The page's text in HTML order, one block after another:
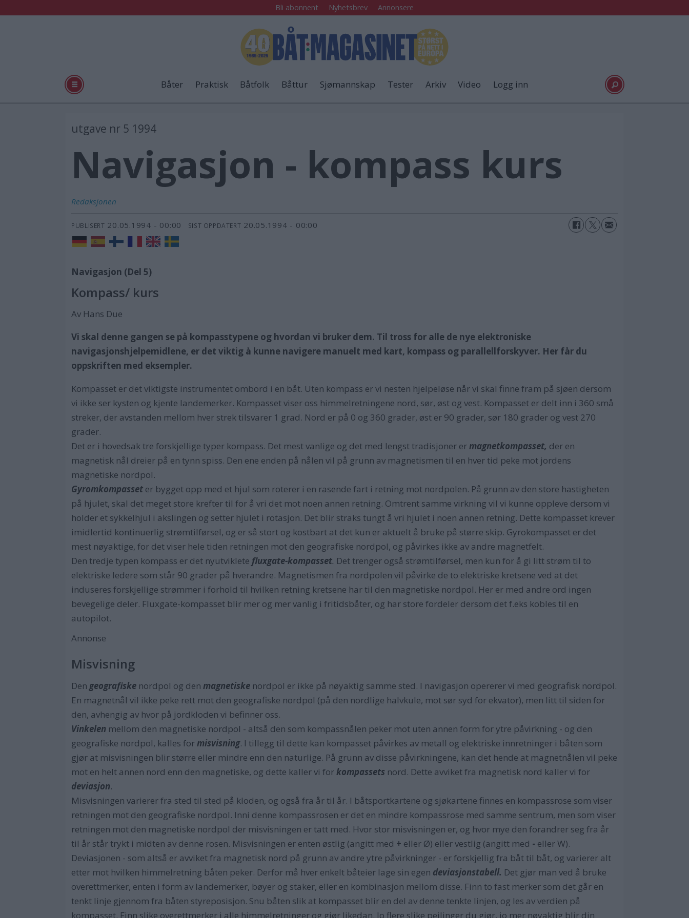
Bli abonnent Nyhetsbrev Annonsere
Båter Praktisk Båtfolk Båttur Sjømannskap Tester Arkiv Video Logg inn
utgave nr 5 1994
Navigasjon - kompass kurs
Redaksjonen
PUBLISERT 20.05.1994 - 00:00 SIST OPPDATERT 20.05.1994 - 00:00
Navigasjon (Del 5)
Kompass/ kurs
Av Hans Due
Vi skal denne gangen se på kompasstypene og hvordan vi bruker dem. Til tross for alle de nye elektroniske
navigasjonshjelpemidlene, er det viktig å kunne navigere manuelt med kart, kompass og parallellforskyver. Her får du
oppskriften med eksempler.
Kompasset er det viktigste instrumentet ombord i en båt. Uten kompass er vi nesten hjelpeløse når vi skal finne fram på sjøen dersom
vi ikke ser kysten og kjente landemerker. Kompasset viser oss himmelretningene nord, sør, øst og vest. Kompasset er delt inn i 360 små
streker, der avstanden mellom hver strek tilsvarer 1 grad. Nord er på 0 og 360 grader, øst er 90 grader, sør 180 grader og vest 270
grader.
Det er i hovedsak tre forskjellige typer kompass. Det mest vanlige og det med lengst tradisjoner ermagnetkompasset, der en
magnetisk nål dreier på en tynn spiss. Den ene enden på nålen vil på grunn av magnetismen til en hver tid peke mot jordens
magnetiske nordpol.
Gyromkompasset er bygget opp med et hjul som roterer i en rasende fart i retning mot nordpolen. På grunn av den store hastigheten
på hjulet, skal det meget store krefter til for å vri det mot noen annen retning. Omtrent samme virkning vil vi kunne oppleve dersom vi
holder et sykkelhjul i akslingen og setter hjulet i rotasjon. Det blir straks tungt å vri hjulet i noen annen retning. Dette kompasset krever
imidlertid kontinuerlig strømtilførsel, og er så stort og kostbart at det kun er aktuelt å bruke på større skip. Gyrokompasset er det
mest nøyaktige, for det viser hele tiden retningen mot den geografiske nordpol, og påvirkes ikke av andre magnetfelt.
Den tredje typen kompass er det nyutviklete fluxgate-kompasset. Det trenger også strømtilførsel, men kun for å gi litt strøm til to
elektriske ledere som står 90 grader på hverandre. Magnetismen fra nordpolen vil påvirke de to elektriske kretsene ved at det
induseres forskjellige strømmer i forhold til hvilken retning kretsene har til den magnetiske nordpol. Her er med andre ord ingen
bevegelige deler. Fluxgate-kompasset blir mer og mer vanlig i fritidsbåter, og har store fordeler dersom det f.eks kobles til en
autopilot.
Annonse
Misvisning
Den geografiske nordpol og denmagnetiske nordpol er ikke på nøyaktig samme sted. I navigasjon opererer vi med geografisk nordpol.
En magnetnål vil ikke peke rett mot den geografiske nordpol (på den nordlige halvkule, mot sør syd for ekvator), men litt til siden for
den, avhengig av hvor på jordkloden vi befinner oss.
Vinkelen mellom den magnetiske nordpol - altså den som kompassnålen peker mot uten annen form for ytre påvirkning - og den
geografiske nordpol, kalles formisvisning. I tillegg til dette kan kompasset påvirkes av metall og elektriske innretninger i båten som
gjør at misvisningen blir større eller mindre enn den naturlige. På grunn av disse påvirkningene, kan det hende at magnetnålen vil peke
mot en helt annen nord enn den magnetiske, og dette kaller vi forkompassets nord. Dette avviket fra magnetisk nord kaller vi for
deviasjon.
Misvisningen varierer fra sted til sted på kloden, og også fra år til år. I båtsportkartene og sjøkartene finnes en kompassrose som viser
retningen mot den geografiske nordpol. Inni denne kompassrosen er det en mindre kompassrose med samme sentrum, men som viser
retningen mot den magnetiske nordpol der misvisningen er tatt med. Hvor stor misvisningen er, og hvor mye den forandrer seg fra år
til år står trykt i midten av denne rosen. Misvisningen er enten østlig (angitt med + eller Ø) eller vestlig (angitt med - eller W).
Deviasjonen - som altså er avviket fra magnetisk nord på grunn av andre ytre påvirkninger - er forskjellig fra båt til båt, og varierer alt
etter mot hvilken himmelretning båten peker. Derfor må hver enkelt båteier lage sin egen deviasjonstabell. Det gjør man ved å bruke
overettmerker, enten i form av landemerker, bøyer og staker, eller en kombinasjon mellom disse. Finn to fast merker som det går en
tenkt linje gjennom fra båten styreposisjon. Snu båten slik at kompasset blir en del av denne tenkte linjen, og les av verdien på
kompasset. Finn slike overettmerker i alle himmelretninger og gjør likedan. Jo flere slike peilinger du gjør, jo mer nøyaktig blir din